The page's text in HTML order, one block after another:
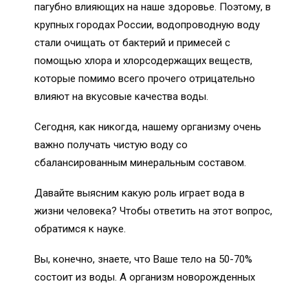
пагубно влияющих на наше здоровье. Поэтому, в
крупных городах России, водопроводную воду
стали очищать от бактерий и примесей с
помощью хлора и хлорсодержащих веществ,
которые помимо всего прочего отрицательно
влияют на вкусовые качества воды.
Сегодня, как никогда, нашему организму очень
важно получать чистую воду со
сбалансированным минеральным составом.
Давайте выясним какую роль играет вода в
жизни человека? Чтобы ответить на этот вопрос,
обратимся к науке.
Вы, конечно, знаете, что Ваше тело на 50-70%
состоит из воды. А организм новорожденных